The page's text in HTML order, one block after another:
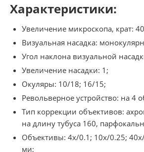
Характеристики:
Увеличение микроскопа, крат:
Визуальная насадка:
Угол наклона визуальной
Увеличение насадки: 1;
Окуляры: 10/18; 16/15;
Револьверное устройство: на 4
Тип коррекции объективов:
на длину тубуса 160,
Объективы: 4x/0.1; 10x/0.25;
ми;